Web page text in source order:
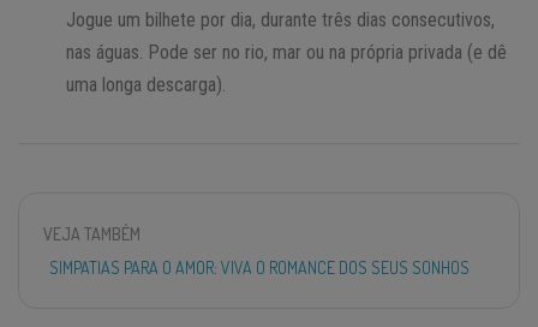
Jogue um bilhete por dia, durante três dias consecutivos,
nas águas. Pode ser no rio, mar ou na própria privada (e dê
uma longa descarga).
VEJA TAMBÉM
SIMPATIAS PARA O AMOR: VIVA O ROMANCE DOS SEUS SONHOS